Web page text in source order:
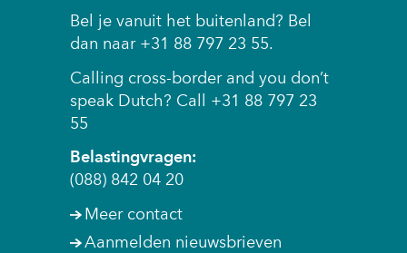
Bel je vanuit het buitenland? Bel
dan naar +31 88 797 23 55.
Calling cross-border and you don’t
speak Dutch? Call +31 88 797 23
55
Belastingvragen:
(088) 842 04 20
Meer contact
Aanmelden nieuwsbrieven